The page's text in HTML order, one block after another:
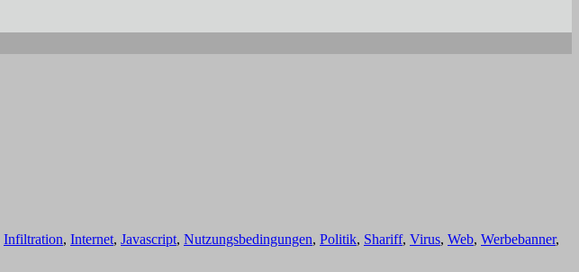
Infiltration, Internet, Javascript, Nutzungsbedingungen, Politik, Shariff, Virus, Web, Werbebanner,